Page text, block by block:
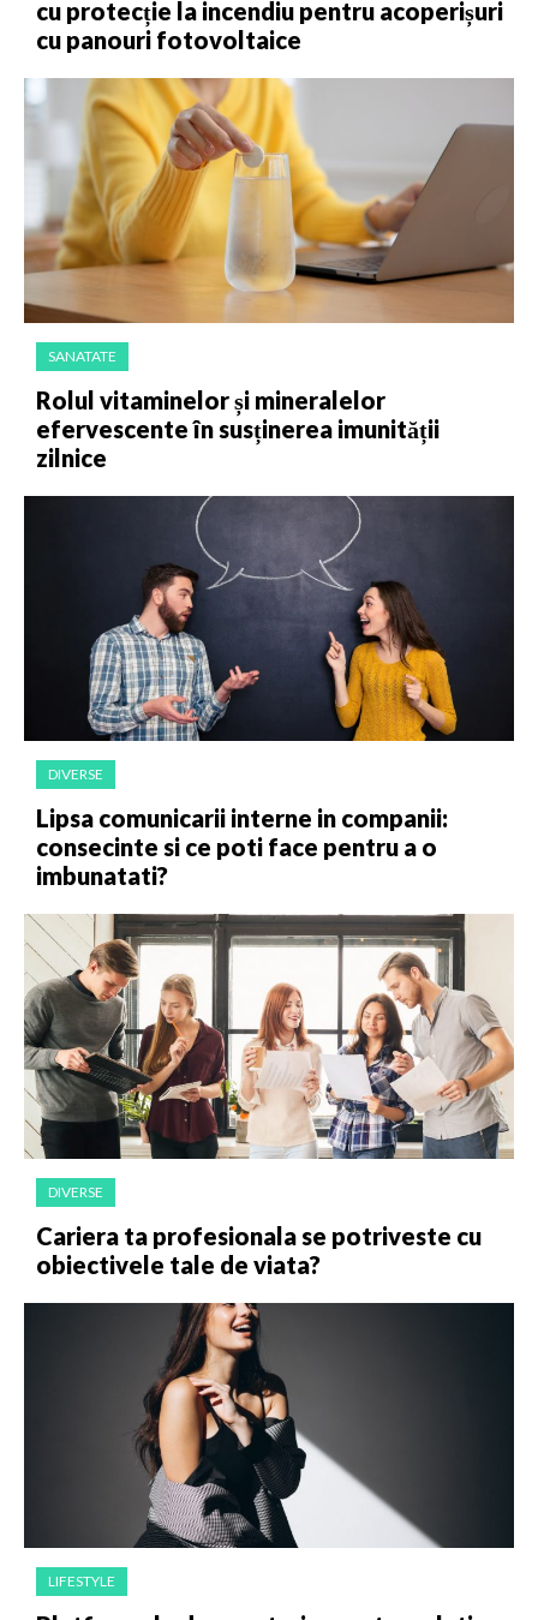
cu protecție la incendiu pentru acoperișuri
cu panouri fotovoltaice
SANATATE
Rolul vitaminelor și mineralelor
efervescente în susținerea imunității
zilnice
DIVERSE
Lipsa comunicarii interne in companii:
consecinte si ce poti face pentru a o
imbunatati?
DIVERSE
Cariera ta profesionala se potriveste cu
obiectivele tale de viata?
LIFESTYLE